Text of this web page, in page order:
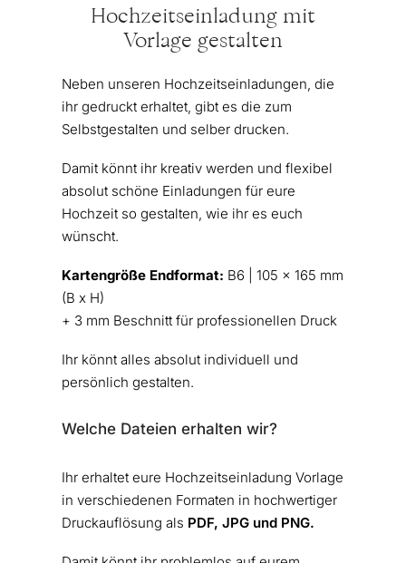
Hochzeitseinladung mit
Vorlage gestalten
Neben unseren Hochzeitseinladungen, die
ihr gedruckt erhaltet, gibt es die zum
Selbstgestalten und selber drucken.
Damit könnt ihr kreativ werden und flexibel
absolut schöne Einladungen für eure
Hochzeit so gestalten, wie ihr es euch
wünscht.
Kartengröße Endformat: B6 | 105 x 165 mm
(B x H)
+ 3 mm Beschnitt für professionellen Druck
Ihr könnt alles absolut individuell und
persönlich gestalten.
Welche Dateien erhalten wir?
Ihr erhaltet eure Hochzeitseinladung Vorlage
in verschiedenen Formaten in hochwertiger
Druckauflösung als PDF, JPG und PNG.